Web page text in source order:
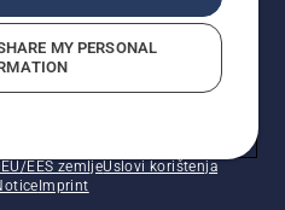
EES zemljeUslovi korištenja
Imprint
MY PERSONAL